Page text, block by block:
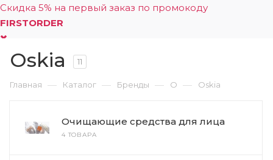
Скидка 5% на первый заказ по промокоду
FIRSTORDER
Oskia 11
Главная — Каталог — Бренды — O — Oskia
Очищающие средства для лица
4 ТОВАРА